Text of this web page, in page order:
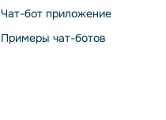
Чат-бот приложение
Примеры чат-ботов